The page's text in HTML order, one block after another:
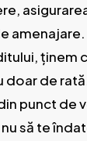
ținem
doar de
punct de
să te